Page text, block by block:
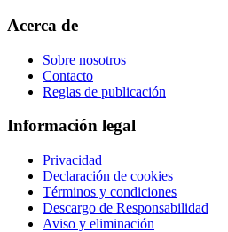
Acerca de
Sobre nosotros
Contacto
Reglas de publicación
Información legal
Privacidad
Declaración de cookies
Términos y condiciones
Descargo de Responsabilidad
Aviso y eliminación